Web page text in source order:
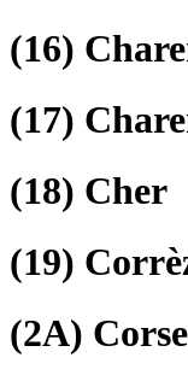
(16)
(17)
(18) Cher
(19)
(2A)